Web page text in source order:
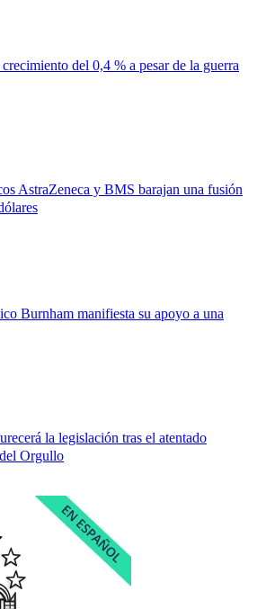
del 0,4 % a pesar de la guerra
AstraZeneca y BMS barajan una fusión
Burnham manifiesta su apoyo a una
la legislación tras el atentado
Orgullo